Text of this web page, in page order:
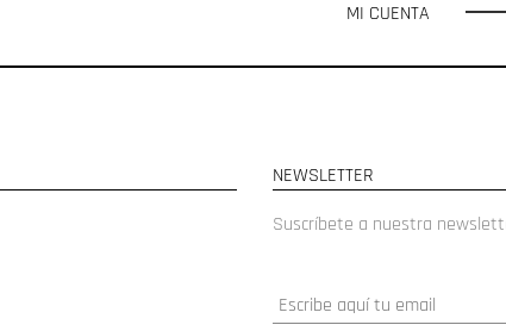
MI CUENTA
NEWSLETTER
Suscríbete a nuestra